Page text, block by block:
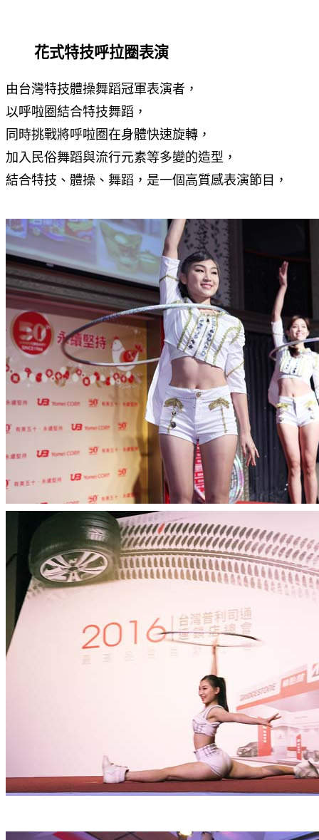
花式特技呼拉圈表演
由台灣特技體操舞蹈冠軍表演者，
以呼啦圈結合特技舞蹈，
同時挑戰將呼啦圈在身體快速旋轉，
加入民俗舞蹈與流行元素等多變的造型，
結合特技、體操、舞蹈，是一個高質感表演節目，